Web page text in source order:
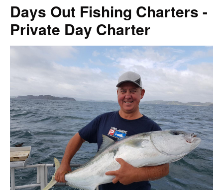
Days Out Fishing Charters -
Private Day Charter